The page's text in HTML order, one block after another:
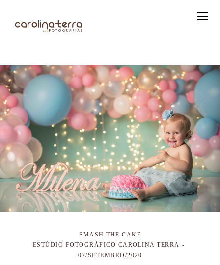
SMASH THE CAKE
ESTÚDIO FOTOGRÁFICO CAROLINA TERRA
07/SETEMBRO/2020